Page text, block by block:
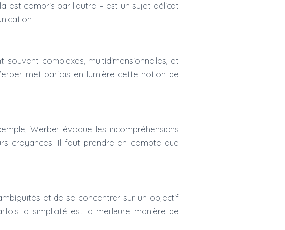
est compris par l’autre – est un sujet délicat
:
complexes, multidimensionnelles, et
met parfois en lumière cette notion de
Werber évoque les incompréhensions
croyances. Il faut prendre en compte que
et de se concentrer sur un objectif
la simplicité est la meilleure manière de